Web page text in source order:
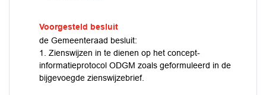
Voorgesteld besluit
de Gemeenteraad besluit:
1. Zienswijzen in te dienen op het concept-
informatieprotocol ODGM zoals geformuleerd in de
bijgevoegde zienswijzebrief.